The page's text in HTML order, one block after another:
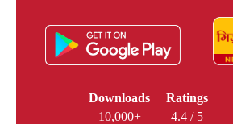
Downloads
10,000+
Ratings
4.4 / 5